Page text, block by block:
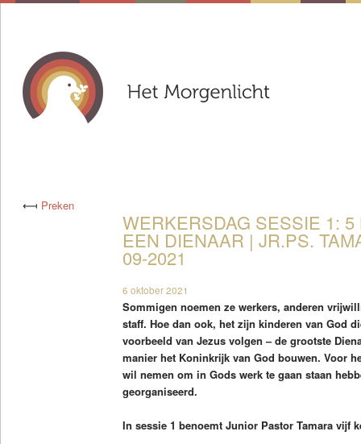
⟻ Preken
WERKERSDAG SESSIE 1:
EEN DIENAAR | JR.PS.
09-2021
6 oktober 2021
Sommigen noemen ze werkers, anderen
staff. Hoe dan ook, het zijn kinderen van God
voorbeeld van Jezus volgen – de grootste
manier het Koninkrijk van God bouwen. Voor
wil nemen om in Gods werk te gaan staan
georganiseerd.
In sessie 1 benoemt Junior Pastor Tamara vijf